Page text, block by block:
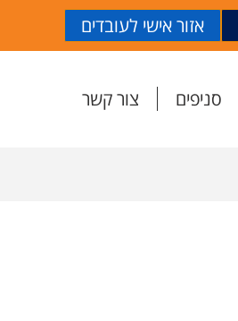
אזור אישי לעובדים
סניפים צור קשר